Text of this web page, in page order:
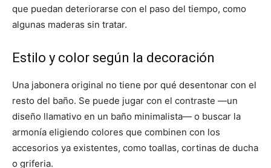
que puedan deteriorarse con el paso del tiempo, como
algunas maderas sin tratar.
Estilo y color según la decoración
Una jabonera original no tiene por qué desentonar con el
resto del baño. Se puede jugar con el contraste —un
diseño llamativo en un baño minimalista— o buscar la
armonía eligiendo colores que combinen con los
accesorios ya existentes, como toallas, cortinas de ducha
o griferia.